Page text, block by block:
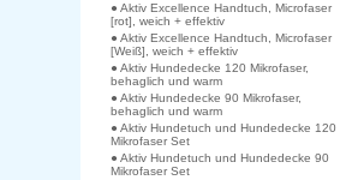
● Aktiv Excellence Handtuch, Microfaser
[rot], weich + effektiv
● Aktiv Excellence Handtuch, Microfaser
[Weiß], weich + effektiv
● Aktiv Hundedecke 120 Mikrofaser,
behaglich und warm
● Aktiv Hundedecke 90 Mikrofaser,
behaglich und warm
● Aktiv Hundetuch und Hundedecke 120
Mikrofaser Set
● Aktiv Hundetuch und Hundedecke 90
Mikrofaser Set